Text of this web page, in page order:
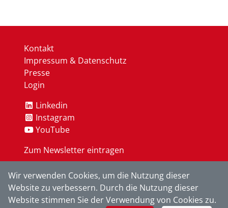
Kontakt
Impressum & Datenschutz
Presse
Login
Linkedin
Instagram
YouTube
Zum Newsletter eintragen
OK
Wir verwenden Cookies, um die Nutzung dieser
Website zu verbessern. Durch die Nutzung dieser
Website stimmen Sie der Verwendung von Cookies zu.